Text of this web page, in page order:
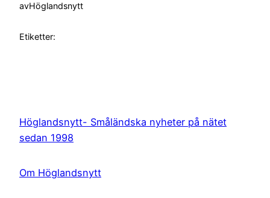
avHöglandsnytt
Etiketter:
Höglandsnytt- Småländska nyheter på nätet
sedan 1998
Om Höglandsnytt